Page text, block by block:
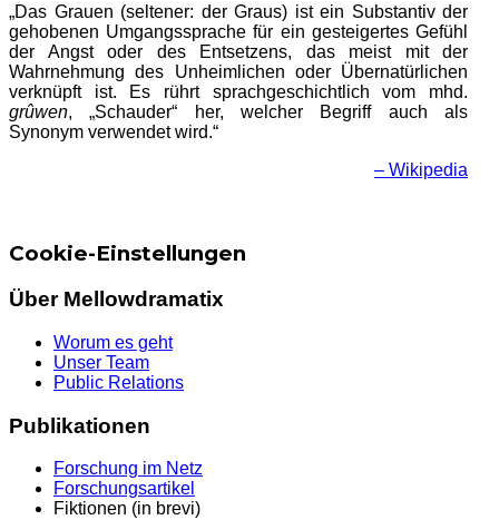
„Das Grauen (seltener: der Graus) ist ein Substantiv der
gehobenen Umgangssprache für ein gesteigertes Gefühl
der Angst oder des Entsetzens, das meist mit der
Wahrnehmung des Unheimlichen oder Übernatürlichen
verknüpft ist. Es rührt sprachgeschichtlich vom mhd.
grûwen, „Schauder“ her, welcher Begriff auch als
Synonym verwendet wird.“
– Wikipedia
Cookie-Einstellungen
Über Mellowdramatix
Worum es geht
Unser Team
Public Relations
Publikationen
Forschung im Netz
Forschungsartikel
Fiktionen (in brevi)